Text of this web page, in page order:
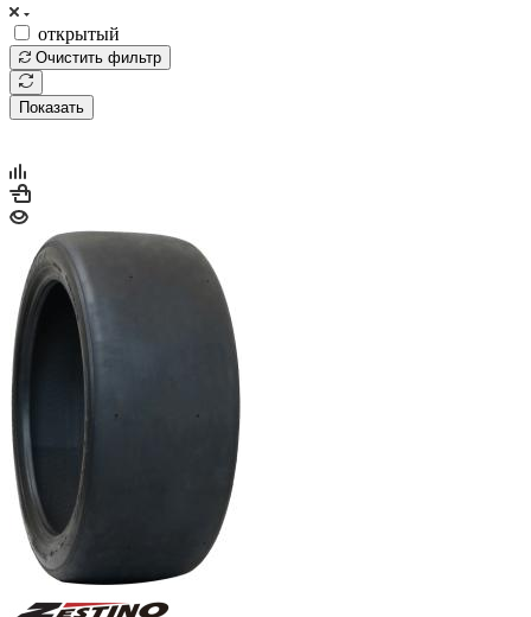
открытый
Очистить фильтр
Показать